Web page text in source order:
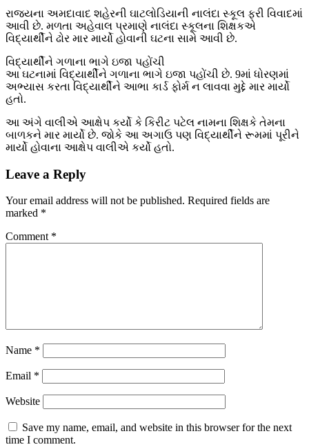
રાજ્યના અમદાવાદ શહેરની ઘાટલોડિયાની નાલંદા સ્કૂલ ફરી વિવાદમાં
આવી છે. મળતા અહેવાલ પ્રમાણે નાલંદા સ્કૂલના શિક્ષકએ
વિદ્યાર્થીને ઢોર માર માર્યો હોવાની ઘટના સામે આવી છે.
વિદ્યાર્થીને ગળાના ભાગે ઇજા પહોંચી
આ ઘટનામાં વિદ્યાર્થીને ગળાના ભાગે ઇજા પહોંચી છે. 9માં ધોરણમાં
અભ્યાસ કરતા વિદ્યાર્થીને આભા કાર્ડ ફોર્મ ન લાવવા મુદ્દે માર માર્યો
હતો.
આ અંગે વાલીએ આક્ષેપ કર્યો કે કિરીટ પટેલ નામના શિક્ષકે તેમના
બાળકને માર માર્યો છે. જોકે આ અગાઉ પણ વિદ્યાર્થીને રૂમમાં પૂરીને
માર્યો હોવાના આક્ષેપ વાલીએ કર્યો હતો.
Leave a Reply
Your email address will not be published. Required fields are
marked *
Comment *
Name *
Email *
Website
Save my name, email, and website in this browser for the next
time I comment.